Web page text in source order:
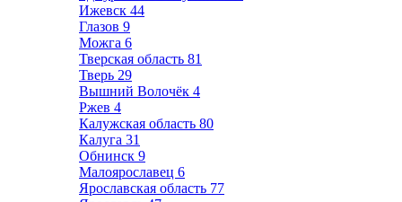
Ижевск 44
Глазов 9
Можга 6
Тверская область 81
Тверь 29
Вышний Волочёк 4
Ржев 4
Калужская область 80
Калуга 31
Обнинск 9
Малоярославец 6
Ярославская область 77